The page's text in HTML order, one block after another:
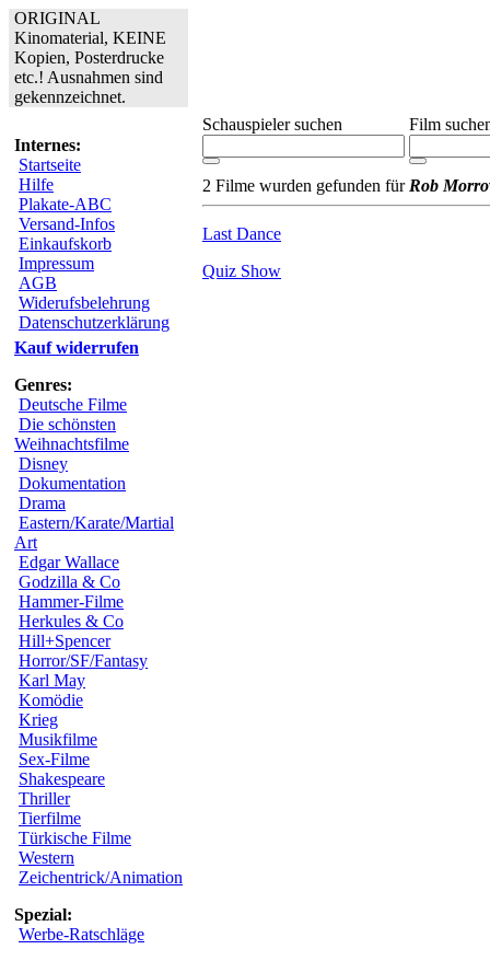
ORIGINAL
Kinomaterial, KEINE
Kopien, Posterdrucke
etc.! Ausnahmen sind
gekennzeichnet.
Internes:
Startseite
Hilfe
Plakate-ABC
Versand-Infos
Einkaufskorb
Impressum
AGB
Widerufsbelehrung
Datenschutzerklärung
Kauf widerrufen
Genres:
Deutsche Filme
Die schönsten
Weihnachtsfilme
Disney
Dokumentation
Drama
Eastern/Karate/Martial
Art
Edgar Wallace
Godzilla & Co
Hammer-Filme
Herkules & Co
Hill+Spencer
Horror/SF/Fantasy
Karl May
Komödie
Krieg
Musikfilme
Sex-Filme
Shakespeare
Thriller
Tierfilme
Türkische Filme
Western
Zeichentrick/Animation
Spezial:
Werbe-Ratschläge
Schauspieler suchen Film
2 Filme wurden gefunden für Rob
Last Dance
Quiz Show